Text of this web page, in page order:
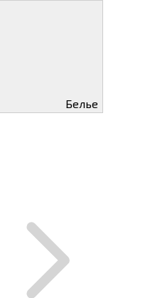
Белье